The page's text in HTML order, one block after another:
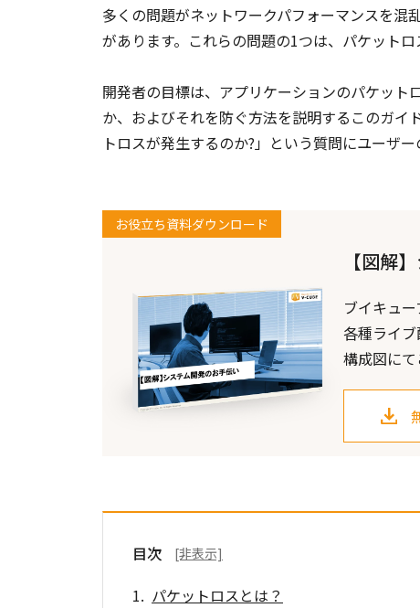
多くの問題がネットワークパフォーマンスを混
があります。これらの問題の1つは、パケットロ
開発者の目標は、アプリケーションのパケット
か、およびそれを防ぐ方法を説明するこのガイ
トロスが発生するのか?」という質問にユーザ
お役立ち資料ダウンロード
【図解
ブイキュ
各種ライ
構成図にて
目次 [非表示]
パケットロスとは？